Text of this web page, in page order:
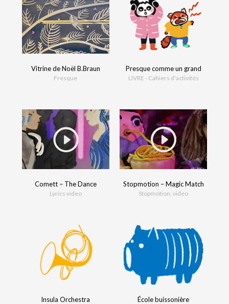
Vitrine de Noël B.Braun
Fresque
Presque comme un grand
LIVRE - Cahiers d'activités
Comett – The Dance
Lyrics video
Stopmotion – Magic Match
Stopmotion, video
Insula Orchestra École buissonière